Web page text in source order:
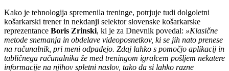
Kako je tehnologija spremenila treninge, potrjuje tudi dolgoletni
košarkarski trener in nekdanji selektor slovenske košarkarske
reprezentance Boris Zrinski, ki je za Dnevnik povedal: »Klasične
metode snemanja in obdelave videoposnetkov, ki se jih nato prenese
na računalnik, pri meni odpadejo. Zdaj lahko s pomočjo aplikacij in
tabličnega računalnika že med treningom igralcem pošljem nekatere
informacije na njihov spletni naslov, tako da si lahko razne